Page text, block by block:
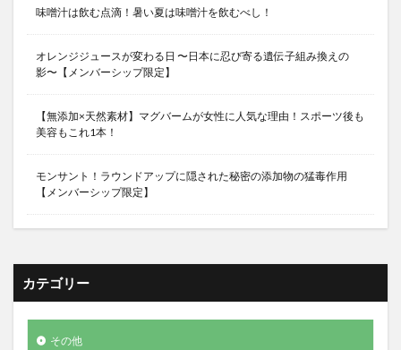
味噌汁は飲む点滴！暑い夏は味噌汁を飲むべし！
オレンジジュースが変わる日 〜日本に忍び寄る遺伝子組み換えの
影〜【メンバーシップ限定】
【無添加×天然素材】マグバームが女性に人気な理由！スポーツ後も
美容もこれ1本！
モンサント！ラウンドアップに隠された秘密の添加物の猛毒作用
【メンバーシップ限定】
カテゴリー
その他